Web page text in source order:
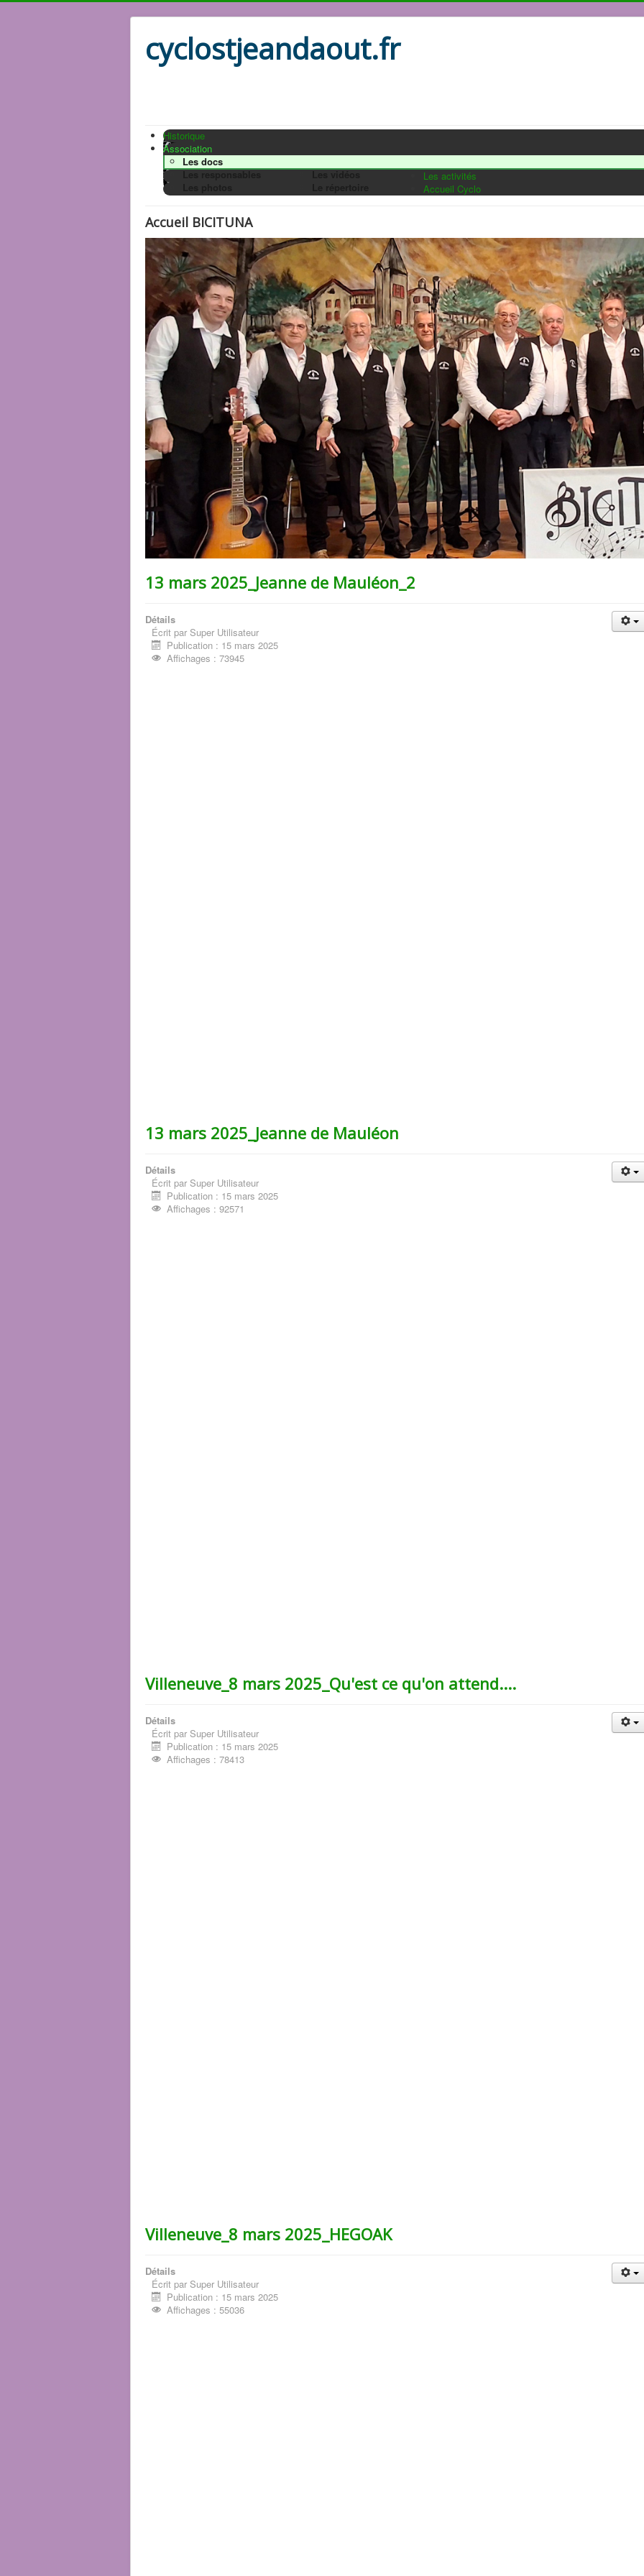
cyclostjeandaout.fr
Historique
Association
Les docs
Les responsables
Les vidéos
Les activités
Accueil Cyclo
Accueil BICITUNA
13 mars 2025_Jeanne de Mauléon_2
Détails
Écrit par Super Utilisateur
Publication : 15 mars 2025
Affichages : 73945
13 mars 2025_Jeanne de Mauléon
Détails
Écrit par Super Utilisateur
Publication : 15 mars 2025
Affichages : 92571
Villeneuve_8 mars 2025_Qu'est ce qu'on attend....
Détails
Écrit par Super Utilisateur
Publication : 15 mars 2025
Affichages : 78413
Villeneuve_8 mars 2025_HEGOAK
Détails
Écrit par Super Utilisateur
Publication : 15 mars 2025
Affichages : 55036